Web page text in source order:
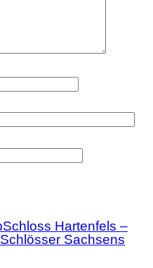
Schloss Hartenfels –
Sachsens